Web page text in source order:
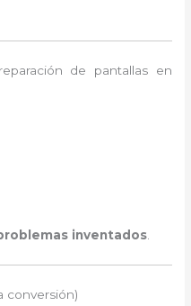
de pantallas en
inventados.
conversión)